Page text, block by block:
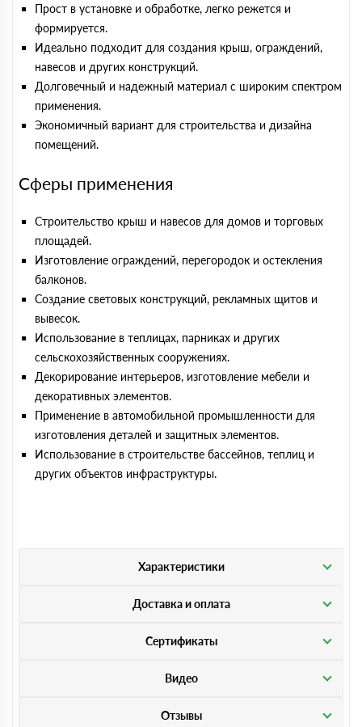
Прост в установке и обработке, легко режется и
формируется.
Идеально подходит для создания крыш, ограждений,
навесов и других конструкций.
Долговечный и надежный материал с широким спектром
применения.
Экономичный вариант для строительства и дизайна
помещений.
Сферы применения
Строительство крыш и навесов для домов и торговых
площадей.
Изготовление ограждений, перегородок и остекления
балконов.
Создание световых конструкций, рекламных щитов и
вывесок.
Использование в теплицах, парниках и других
сельскохозяйственных сооружениях.
Декорирование интерьеров, изготовление мебели и
декоративных элементов.
Применение в автомобильной промышленности для
изготовления деталей и защитных элементов.
Использование в строительстве бассейнов, теплиц и
других объектов инфраструктуры.
Характеристики
Доставка и оплата
Сертификаты
Видео
Отзывы